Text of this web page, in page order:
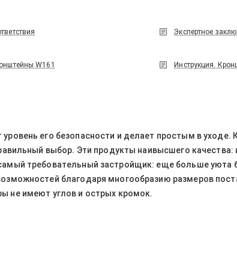
Экспертное
W161 Инструкция.
его безопасности и делает простым в уходе.
выбор. Эти продукты наивысшего качества:
требовательный застройщик: еще больше уюта
благодаря многообразию размеров
не имеют углов и острых кромок.